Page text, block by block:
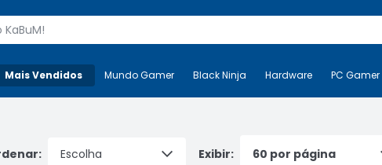
Mais Vendidos Mais-v- Mundo Gamer Black Ninja Hardware
Mundo Gamer Black Ninja Hardware PC Gamer
Exibir: